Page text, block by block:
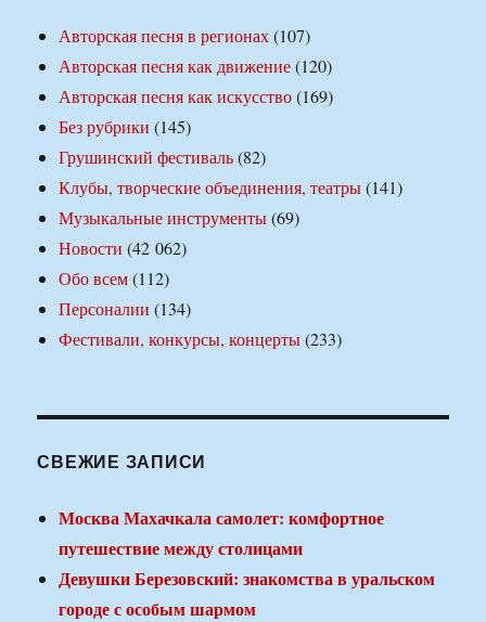
Авторская песня в регионах(107)
Авторская песня как движение(120)
Авторская песня как искусство(169)
Без рубрики (145)
Грушинский фестиваль(82)
Клубы, творческие объединения, театры(141)
Музыкальные инструменты(69)
Новости (42 062)
Обо всем(112)
Персоналии (134)
Фестивали, конкурсы, концерты(233)
СВЕЖИЕ ЗАПИСИ
Москва Махачкала самолет: комфортное
путешествие между столицами
Девушки Березовский: знакомства в уральском
городе с особым шармом